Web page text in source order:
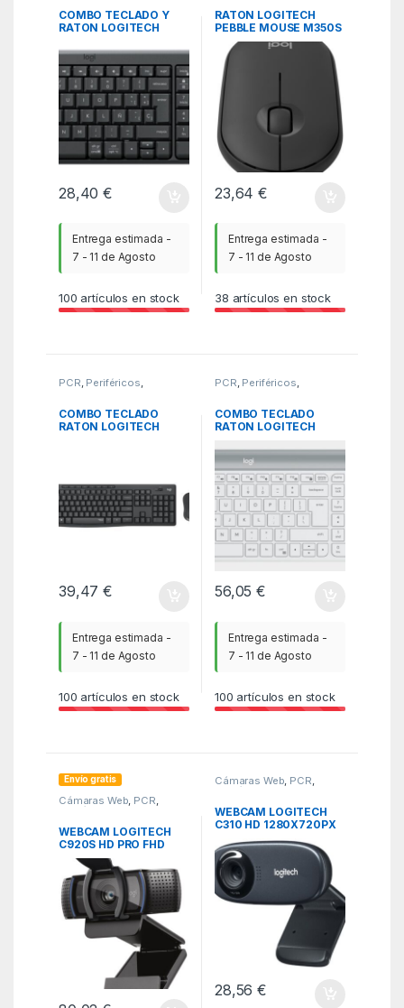
COMBO TECLADO Y
RATON LOGITECH
NEGRO
28,40€
Entrega estimada -
7 - 11 de Agosto
100 artículos en stock
RATON LOGITECH
PEBBLE MOUSE M350S
GRAFITO BLUETOOTH
PILAS
23,64€
Entrega estimada -
7 - 11 de Agosto
38 artículos en stock
PCR Periféricos
Teclados
COMBO TECLADO
RATON LOGITECH
39,47€
Entrega estimada -
7 - 11 de Agosto
100 artículos en stock
PCR Periféricos
Teclados
COMBO TECLADO
RATON LOGITECH
INALAMBRICO BLANCO
56,05€
Entrega estimada -
7 - 11 de Agosto
100 artículos en stock
Envío gratis
Cámaras Web, PCR,
Periféricos
WEBCAM LOGITECH
C920S HD PRO FHD
1920X1080PX NEGRA
Cámaras Web, PCR,
Periféricos
WEBCAM LOGITECH
C310 HD 1280X720PX
28,56€